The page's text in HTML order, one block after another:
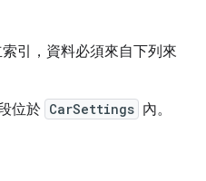
引，資料必須來自下列來
位於 CarSettings 內。